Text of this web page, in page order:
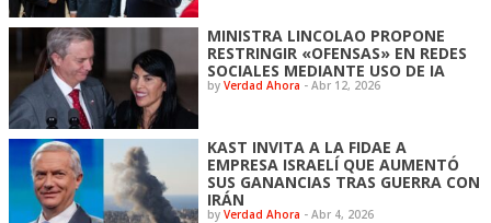
MINISTRA LINCOLAO PROPONE
RESTRINGIR «OFENSAS» EN REDES
SOCIALES MEDIANTE USO DE IA
byVerdad Ahora - Abr 12, 2026
KAST INVITA A LA FIDAE A
EMPRESA ISRAELÍ QUE AUMENTÓ
SUS GANANCIAS TRAS GUERRA CON
IRÁN
byVerdad Ahora - Abr 4, 2026